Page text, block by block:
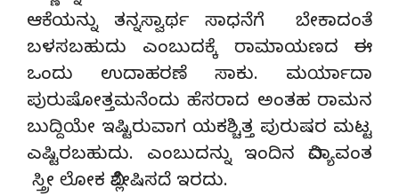
ಆಕೆಯನ್ನು ತನ್ನಸ್ವಾರ್ಥ ಸಾಧನೆಗೆ ಬೇಕಾದಂತೆ
ಬಳಸಬಹುದು ಎಂಬುದಕ್ಕೆ ರಾಮಾಯಣದ ಈ
ಒಂದು ಉದಾಹರಣೆ ಸಾಕು. ಮರ್ಯಾದಾ
ಪುರುಷೋತ್ತಮನೆಂದು ಹೆಸರಾದ ಅಂತಹ ರಾಮನ
ಬುದ್ದಿಯೇ ಇಷ್ಟಿರುವಾಗ ಯಕಶ್ಚಿತ್ತ ಪುರುಷರ ಮಟ್ಟ
ಎಷ್ಟಿರಬಹುದು. ಎಂಬುದನ್ನು ಇಂದಿನ ವಿದ್ಯಾವಂತ
ಸ್ತ್ರೀ ಲೋಕ ವಿಶ್ಲೇಷಿಸದೆ ಇರದು.